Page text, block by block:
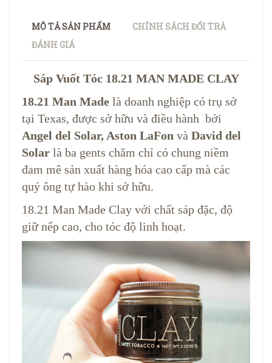
MÔ TẢ SẢN PHẨM
CHÍNH SÁCH ĐỔI TRẢ
ĐÁNH GIÁ
Sáp Vuốt Tóc 18.21 MAN MADE CLAY
18.21 Man Made là doanh nghiệp có trụ sở
tại Texas, được sở hữu và điều hành bởi
Angel del Solar, Aston LaFon và David del
Solar là ba gents chăm chỉ có chung niềm
đam mê sản xuất hàng hóa cao cấp mà các
quý ông tự hào khi sở hữu.
18.21 Man Made Clay với chất sáp đặc, độ
giữ nếp cao, cho tóc độ linh hoạt.